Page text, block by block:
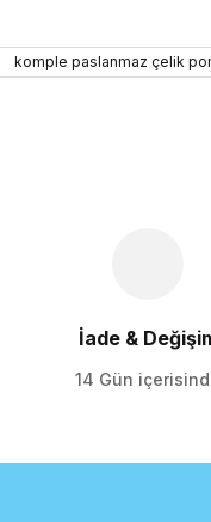
komple paslanmaz çelik
İade &
14 Gün